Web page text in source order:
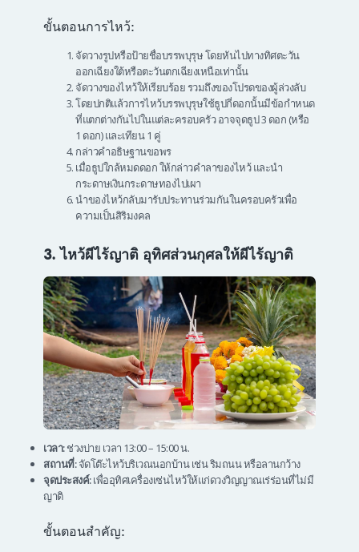
ขั้นตอนการไหว้:
จัดวางรูปหรือป้ายชื่อบรรพบุรุษ โดยหันไปทางทิศตะวัน
ออกเฉียงใต้หรือตะวันตกเฉียงเหนือเท่านั้น
จัดวางของไหว้ให้เรียบร้อย รวมถึงของโปรดของผู้ล่วงลับ
โดยปกติแล้วการไหว้บรรพบุรุษใช้ธูปกี่ดอกนั้นมีข้อกำหนด
ที่แตกต่างกันไปในแต่ละครอบครัว อาจจุดธูป 3 ดอก (หรือ
1 ดอก) และเทียน 1 คู่
กล่าวคำอธิษฐานขอพร
เมื่อธูปใกล้หมดดอก ให้กล่าวคำลาของไหว้ และนำ
กระดาษเงินกระดาษทองไปเผา
นำของไหว้กลับมารับประทานร่วมกันในครอบครัวเพื่อ
ความเป็นสิริมงคล
3. ไหว้ผีไร้ญาติ อุทิศส่วนกุศลให้ผีไร้ญาติ
เวลา:ช่วงบ่าย เวลา 13:00 – 15:00 น.
สถานที่:จัดโต๊ะไหว้บริเวณนอกบ้าน เช่น ริมถนน หรือลานกว้าง
จุดประสงค์:เพื่ออุทิศเครื่องเซ่นไหว้ให้แก่ดวงวิญญาณเร่ร่อนที่ไม่มี
ญาติ
ขั้นตอนสำคัญ: